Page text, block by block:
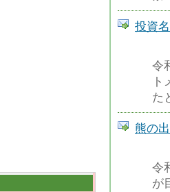
投資
令
た
熊の
令
が